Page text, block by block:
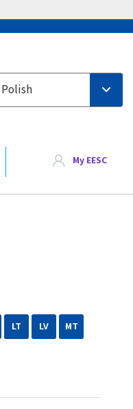
Select your language
Polish
My EESC
LT LV MT